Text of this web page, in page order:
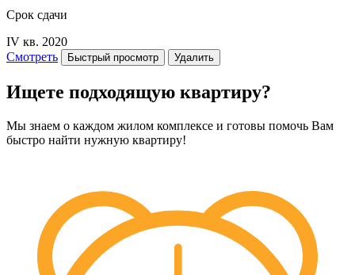
Срок сдачи
IV кв. 2020
Смотреть
Быстрый просмотр Удалить
Ищете подходящую квартиру?
Мы знаем о каждом жилом комплексе и готовы помочь Вам
быстро найти нужную квартиру!